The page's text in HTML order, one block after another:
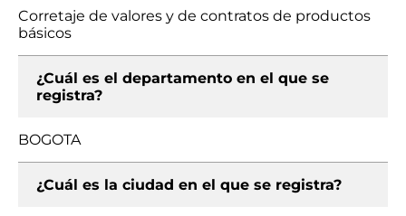
Corretaje de valores y de contratos de productos
básicos
¿Cuál es el departamento en el que se
registra?
BOGOTA
¿Cuál es la ciudad en el que se registra?